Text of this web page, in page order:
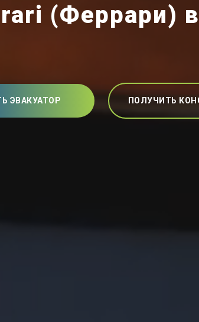
(Феррари)
ЭВАКУАТОР ПОЛУЧИТЬ